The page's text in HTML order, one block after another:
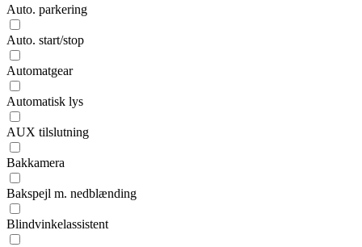
Auto. parkering
Auto. start/stop
Automatgear
Automatisk lys
AUX tilslutning
Bakkamera
Bakspejl m. nedblænding
Blindvinkelassistent